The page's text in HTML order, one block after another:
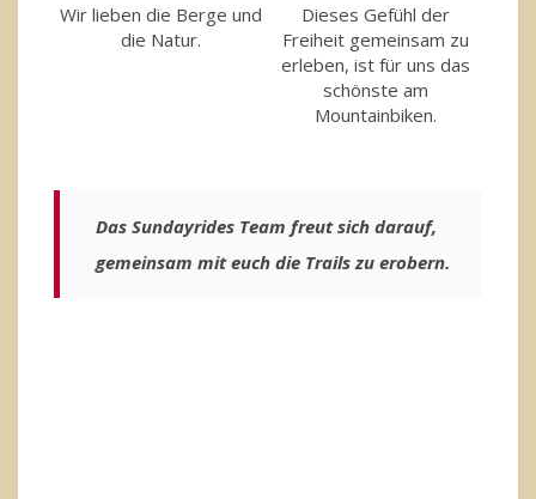
Wir lieben die Berge und
die Natur.
Dieses Gefühl der
Freiheit gemeinsam zu
erleben, ist für uns das
schönste am
Mountainbiken.
Das Sundayrides Team freut sich darauf,
gemeinsam mit euch die Trails zu erobern.